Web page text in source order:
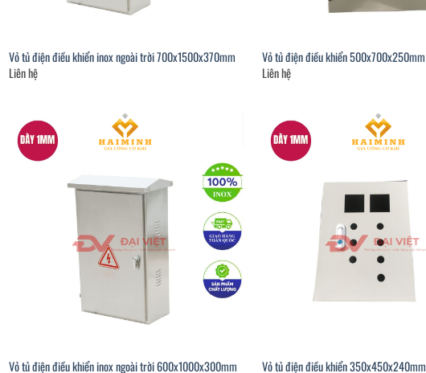
Vỏ tủ điện điều khiển inox ngoài trời 700x1500x370mm
Liên hệ
Vỏ tủ điện điều khiển 500x700x250mm
Liên hệ
Vỏ tủ điện điều khiển inox ngoài trời 600x1000x300mm
Vỏ tủ điện điều khiển 350x450x240mm